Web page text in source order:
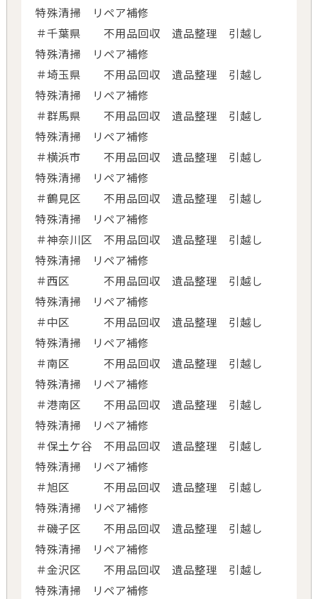
特殊清掃 リペア補修
＃千葉県 不用品回収 遺品整理 引越し
特殊清掃 リペア補修
＃埼玉県 不用品回収 遺品整理 引越し
特殊清掃 リペア補修
＃群馬県 不用品回収 遺品整理 引越し
特殊清掃 リペア補修
＃横浜市 不用品回収 遺品整理 引越し
特殊清掃 リペア補修
＃鶴見区 不用品回収 遺品整理 引越し
特殊清掃 リペア補修
＃神奈川区 不用品回収 遺品整理 引越し
特殊清掃 リペア補修
＃西区 不用品回収 遺品整理 引越し
特殊清掃 リペア補修
＃中区 不用品回収 遺品整理 引越し
特殊清掃 リペア補修
＃南区 不用品回収 遺品整理 引越し
特殊清掃 リペア補修
＃港南区 不用品回収 遺品整理 引越し
特殊清掃 リペア補修
＃保土ケ谷 不用品回収 遺品整理 引越し
特殊清掃 リペア補修
＃旭区 不用品回収 遺品整理 引越し
特殊清掃 リペア補修
＃磯子区 不用品回収 遺品整理 引越し
特殊清掃 リペア補修
＃金沢区 不用品回収 遺品整理 引越し
特殊清掃 リペア補修